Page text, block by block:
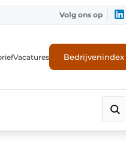
Volg ons op
Vacatures Bedrijvenindex